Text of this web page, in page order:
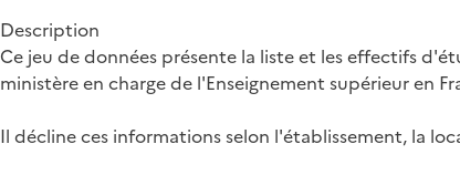
Description
Ce jeu de données présente la liste et les effectifs
ministère en charge de l'Enseignement supérieur en
Il décline ces informations selon l'établissement, la